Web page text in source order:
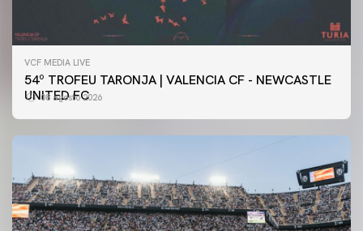
VCF MEDIA LIVE
54º TROFEU TARONJA | VALENCIA CF - NEWCASTLE
UNITED FC
08 agosto 2026